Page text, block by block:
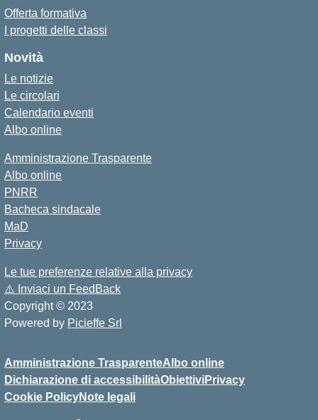
Offerta formativa
I progetti delle classi
Novità
Le notizie
Le circolari
Calendario eventi
Albo online
Amministrazione Trasparente
Albo online
PNRR
Bacheca sindacale
MaD
Privacy
Le tue preferenze relative alla privacy
⚠️ Inviaci un FeedBack
Copyright © 2023
Powered by Picieffe Srl
Amministrazione TrasparenteAlbo online
Dichiarazione di accessibilitàObiettiviPrivacy
Cookie PolicyNote legali